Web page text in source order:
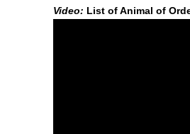
Video: List of Animal of